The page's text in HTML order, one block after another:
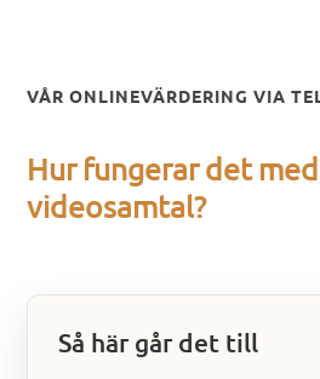
VÅR ONLINEVÄRDERING VIA
Hur fungerar det
videosamtal?
Så här går det till